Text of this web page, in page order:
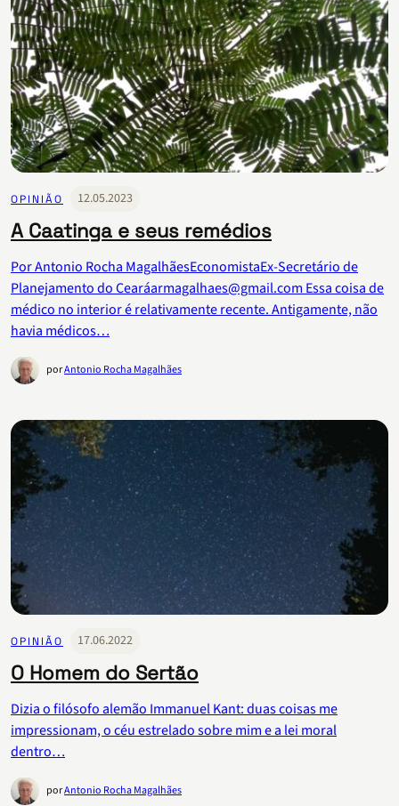
OPINIÃO 12.05.2023
A Caatinga e seus remédios
Por Antonio Rocha MagalhãesEconomistaEx-Secretário de
Planejamento do Cearáarmagalhaes@gmail.com Essa coisa de
médico no interior é relativamente recente. Antigamente, não
havia médicos…
porAntonio Rocha Magalhães
OPINIÃO 17.06.2022
O Homem do Sertão
Dizia o filósofo alemão Immanuel Kant: duas coisas me
impressionam, o céu estrelado sobre mim e a lei moral
dentro…
porAntonio Rocha Magalhães